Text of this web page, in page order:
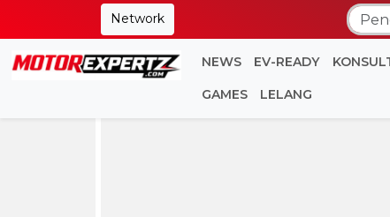
Network
NEWS EV-READY
GAMES LELANG